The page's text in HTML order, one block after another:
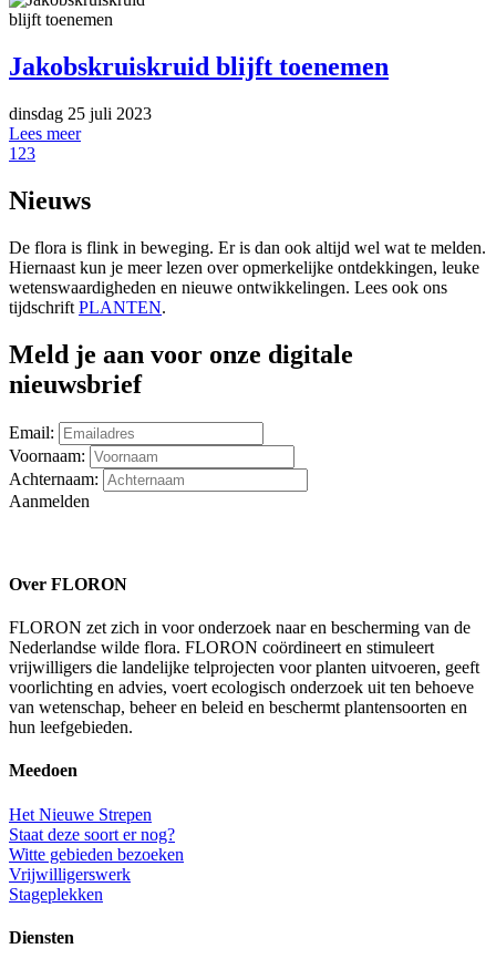
Jakobskruiskruid blijft toenemen
dinsdag 25 juli 2023
Lees meer
1 23
Nieuws
De flora is flink in beweging. Er is dan ook altijd wel wat te melden.
Hiernaast kun je meer lezen over opmerkelijke ontdekkingen, leuke
wetenswaardigheden en nieuwe ontwikkelingen. Lees ook ons
tijdschrift PLANTEN.
Meld je aan voor onze digitale
nieuwsbrief
Email:
Voornaam:
Achternaam:
Aanmelden
Over FLORON
FLORON zet zich in voor onderzoek naar en bescherming van de
Nederlandse wilde flora. FLORON coördineert en stimuleert
vrijwilligers die landelijke telprojecten voor planten uitvoeren, geeft
voorlichting en advies, voert ecologisch onderzoek uit ten behoeve
van wetenschap, beheer en beleid en beschermt plantensoorten en
hun leefgebieden.
Meedoen
Het Nieuwe Strepen
Staat deze soort er nog?
Witte gebieden bezoeken
Vrijwilligerswerk
Stageplekken
Diensten